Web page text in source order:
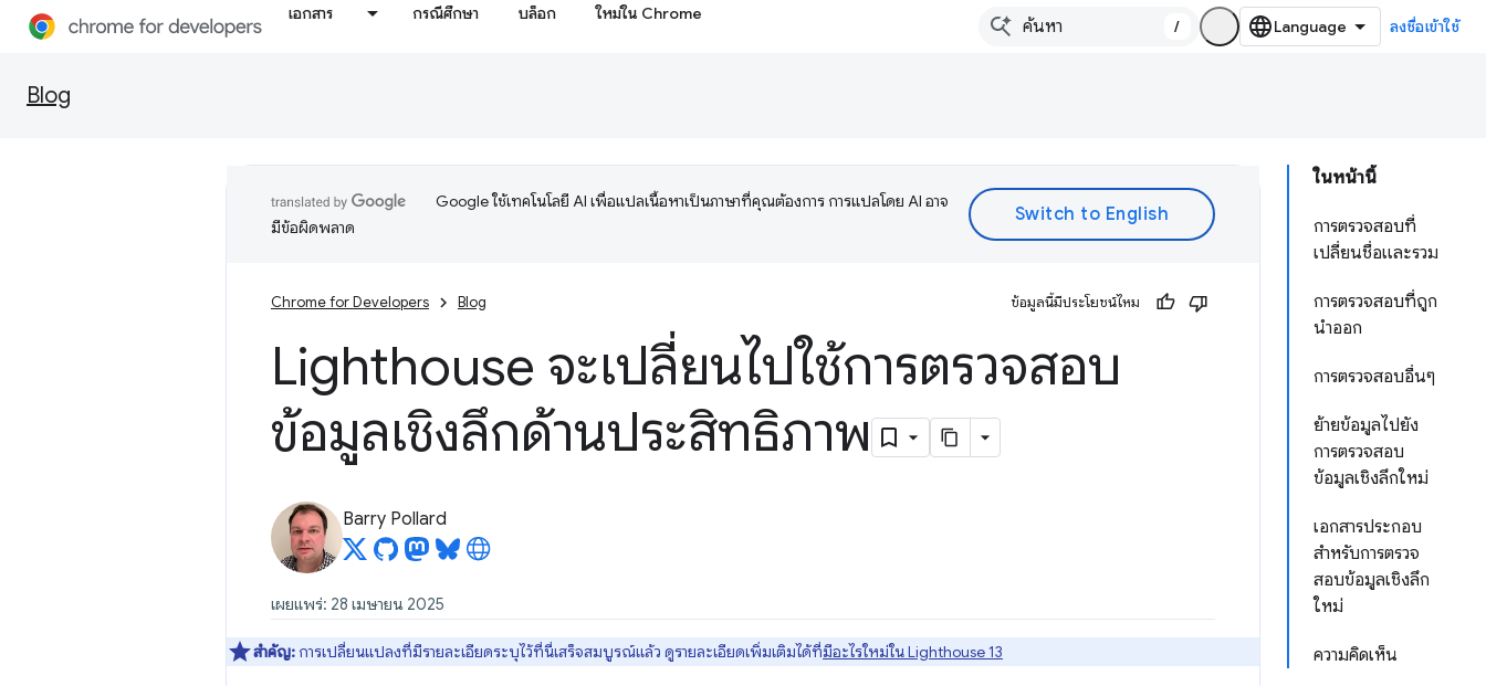
เอกสาร กรณีศึกษา บล็อก ใหม่ใน Chrome
/ ลงชื่อเข้าใช้
Blog
ในหน้านี้
การตรวจสอบที่
เปลี่ยนชื่อและรวม
การตรวจสอบที่ถูก
นำออก
การตรวจสอบอื่นๆ
ย้ายข้อมูลไปยัง
การตรวจสอบ
ข้อมูลเชิงลึกใหม่
เอกสารประกอบ
สำหรับการตรวจ
สอบข้อมูลเชิงลึก
ใหม่
ความคิดเห็น
Google ใช้เทคโนโลยี AI เพื่อแปลเนื้อหาเป็นภาษาที่คุณต้องการ การแปลโดย AI อาจ
มีข้อผิดพลาด
Chrome for Developers Blog ข้อมูลนี้มีประโยชน์ไหม
Lighthouse จะเปลี่ยนไปใช้การตรวจสอบ
ข้อมูลเชิงลึกด้านประสิทธิภาพ
Barry Pollard
เผยแพร่: 28 เมษายน 2025
สำคัญ: การเปลี่ยนแปลงที่มีรายละเอียดระบุไว้ที่นี่เสร็จสมบูรณ์แล้ว ดูรายละเอียดเพิ่มเติมได้ที่มีอะไรใหม่ใน Lighthouse 13